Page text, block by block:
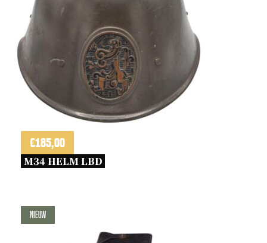
€185,00
M34 HELM LBD
Nieuw